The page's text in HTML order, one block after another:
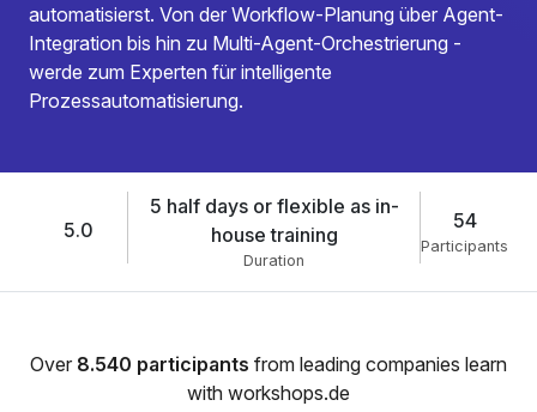
automatisierst. Von der Workflow-Planung über Agent-
Integration bis hin zu Multi-Agent-Orchestrierung -
werde zum Experten für intelligente
Prozessautomatisierung.
5.0
5 half days or flexible as in-
house training
Duration
54
Participants
Over 8.540 participants from leading companies learn
with workshops.de